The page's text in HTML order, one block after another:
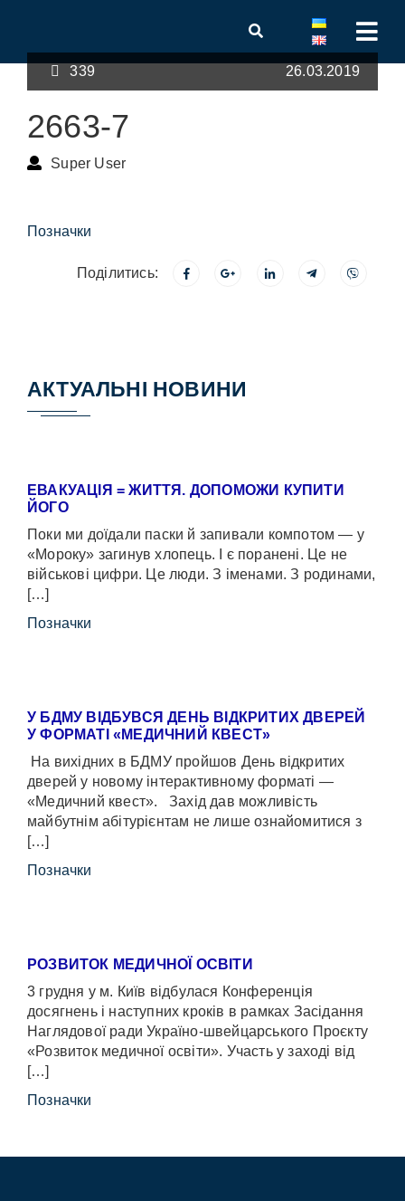
339 26.03.2019
2663-7
Super User
Позначки
Поділитись:
АКТУАЛЬНІ НОВИНИ
ЕВАКУАЦІЯ = ЖИТТЯ. ДОПОМОЖИ КУПИТИ
ЙОГО
Поки ми доїдали паски й запивали компотом — у
«Мороку» загинув хлопець. І є поранені. Це не
військові цифри. Це люди. З іменами. З родинами,
[…]
Позначки
У БДМУ ВІДБУВСЯ ДЕНЬ ВІДКРИТИХ ДВЕРЕЙ
У ФОРМАТІ «МЕДИЧНИЙ КВЕСТ»
На вихідних в БДМУ пройшов День відкритих
дверей у новому інтерактивному форматі —
«Медичний квест». Захід дав можливість
майбутнім абітурієнтам не лише ознайомитися з
[…]
Позначки
РОЗВИТОК МЕДИЧНОЇ ОСВІТИ
3 грудня у м. Київ відбулася Конференція
досягнень і наступних кроків в рамках Засідання
Наглядової ради Україно-швейцарського Проєкту
«Розвиток медичної освіти». Участь у заході від
[…]
Позначки